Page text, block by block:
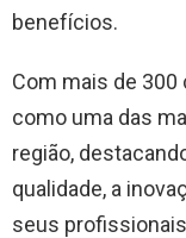
benefícios.
Com mais de 300
como uma das
região,
qualidade, a
seus